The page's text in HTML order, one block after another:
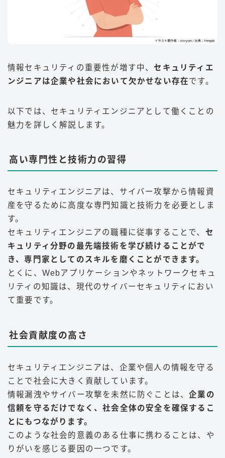
情報セキュリティの重要性が増す中、セキュリティエ
ンジニアは企業や社会において欠かせない存在です。
以下では、セキュリティエンジニアとして働くことの
魅力を詳しく解説します。
高い専門性と技術力の習得
セキュリティエンジニアは、サイバー攻撃から情報資
産を守るために高度な専門知識と技術力を必要としま
す。
セキュリティエンジニアの職種に従事することで、 セ
キュリティ分野の最先端技術を学び続けることがで
き、専門家としてのスキルを磨くことができます。
とくに、Webアプリケーションやネットワークセキュ
リティの知識は、現代のサイバーセキュリティにおい
て重要です。
社会貢献度の高さ
セキュリティエンジニアは、企業や個人の情報を守る
ことで社会に大きく貢献しています。
情報漏洩やサイバー攻撃を未然に防ぐことは、企業の
信頼を守るだけでなく、社会全体の安全を確保するこ
とにもつながります。
このような社会的意義のある仕事に携わることは、や
りがいを感じる要因の一つです。